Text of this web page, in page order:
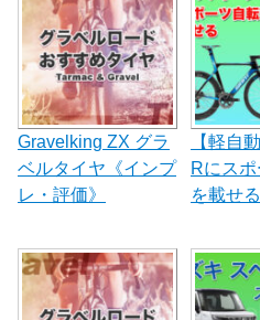
Gravelking ZX グラ
ベルタイヤ《インプ
レ・評価》
【軽自
Rにス
を載せる